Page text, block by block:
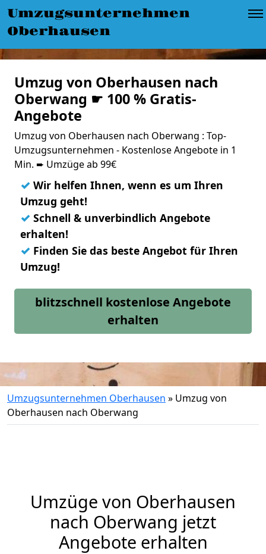
Umzugsunternehmen
Oberhausen
Umzug von Oberhausen nach
Oberwang ☛ 100 % Gratis-
Angebote
Umzug von Oberhausen nach Oberwang : Top-
Umzugsunternehmen - Kostenlose Angebote in 1
Min. ➨ Umzüge ab 99€
✓ Wir helfen Ihnen, wenn es um Ihren
Umzug geht!
✓ Schnell & unverbindlich Angebote
erhalten!
✓ Finden Sie das beste Angebot für Ihren
Umzug!
blitzschnell kostenlose Angebote
erhalten
Umzugsunternehmen Oberhausen » Umzug von
Oberhausen nach Oberwang
Umzüge von Oberhausen
nach Oberwang jetzt
Angebote erhalten